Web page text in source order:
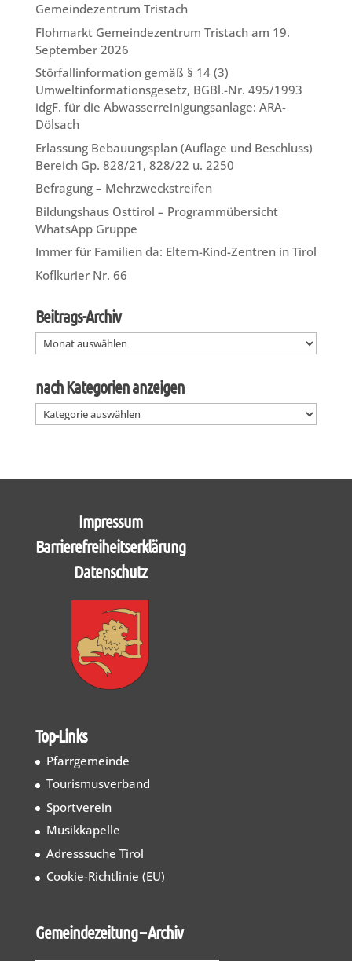
Gemeindezentrum Tristach
Flohmarkt Gemeindezentrum Tristach am 19.
September 2026
Störfallinformation gemäß § 14 (3)
Umweltinformationsgesetz, BGBl.-Nr. 495/1993
idgF. für die Abwasserreinigungsanlage: ARA-
Dölsach
Erlassung Bebauungsplan (Auflage und Beschluss)
Bereich Gp. 828/21, 828/22 u. 2250
Befragung – Mehrzweckstreifen
Bildungshaus Osttirol – Programmübersicht
WhatsApp Gruppe
Immer für Familien da: Eltern-Kind-Zentren in Tirol
Koflkurier Nr. 66
Beitrags-Archiv
Beitrags-
Archiv
nach Kategorien anzeigen
nach
Kategorien
Impressum
Barrierefreiheitserklärung
Datenschutz
Top-Links
Pfarrgemeinde
Tourismusverband
Sportverein
Musikkapelle
Adresssuche Tirol
Cookie-Richtlinie (EU)
Gemeindezeitung – Archiv